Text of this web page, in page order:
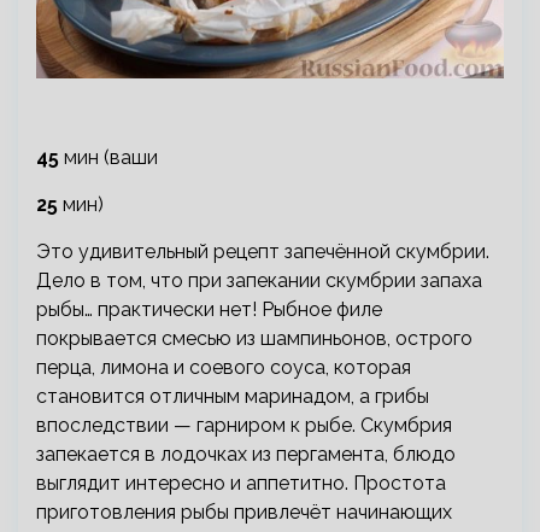
45 мин (ваши
25 мин)
Это удивительный рецепт запечённой скумбрии.
Дело в том, что при запекании скумбрии запаха
рыбы… практически нет! Рыбное филе
покрывается смесью из шампиньонов, острого
перца, лимона и соевого соуса, которая
становится отличным маринадом, а грибы
впоследствии — гарниром к рыбе. Скумбрия
запекается в лодочках из пергамента, блюдо
выглядит интересно и аппетитно. Простота
приготовления рыбы привлечёт начинающих